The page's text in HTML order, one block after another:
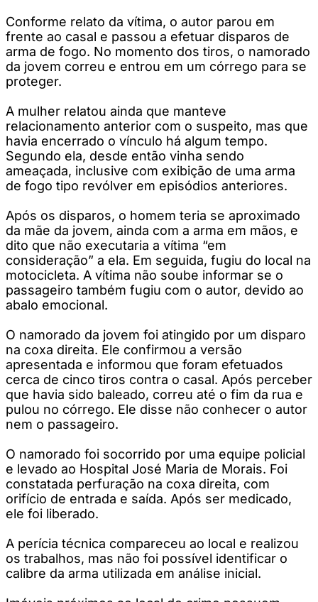
Conforme relato da vítima, o autor parou em
frente ao casal e passou a efetuar disparos de
arma de fogo. No momento dos tiros, o namorado
da jovem correu e entrou em um córrego para se
proteger.
A mulher relatou ainda que manteve
relacionamento anterior com o suspeito, mas que
havia encerrado o vínculo há algum tempo.
Segundo ela, desde então vinha sendo
ameaçada, inclusive com exibição de uma arma
de fogo tipo revólver em episódios anteriores.
Após os disparos, o homem teria se aproximado
da mãe da jovem, ainda com a arma em mãos, e
dito que não executaria a vítima “em
consideração” a ela. Em seguida, fugiu do local na
motocicleta. A vítima não soube informar se o
passageiro também fugiu com o autor, devido ao
abalo emocional.
O namorado da jovem foi atingido por um disparo
na coxa direita. Ele confirmou a versão
apresentada e informou que foram efetuados
cerca de cinco tiros contra o casal. Após perceber
que havia sido baleado, correu até o fim da rua e
pulou no córrego. Ele disse não conhecer o autor
nem o passageiro.
O namorado foi socorrido por uma equipe policial
e levado ao Hospital José Maria de Morais. Foi
constatada perfuração na coxa direita, com
orifício de entrada e saída. Após ser medicado,
ele foi liberado.
A perícia técnica compareceu ao local e realizou
os trabalhos, mas não foi possível identificar o
calibre da arma utilizada em análise inicial.